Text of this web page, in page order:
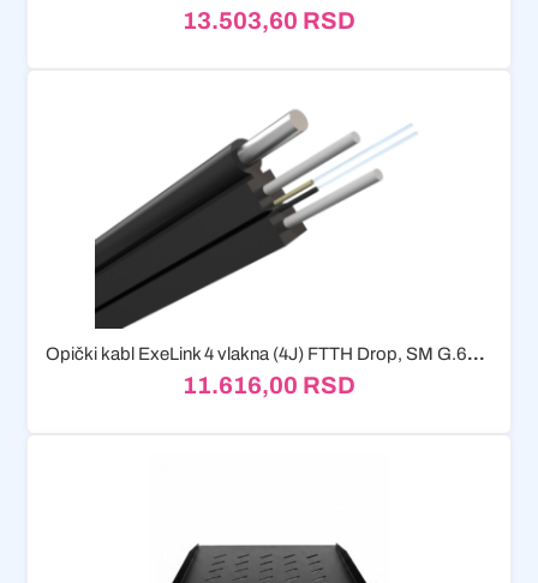
13.503,60 RSD
Opički kabl ExeLink 4 vlakna (4J) FTTH Drop, SM G.657a1,...
11.616,00 RSD